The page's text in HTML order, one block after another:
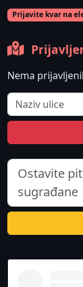
Prijavite kvar na
Nema